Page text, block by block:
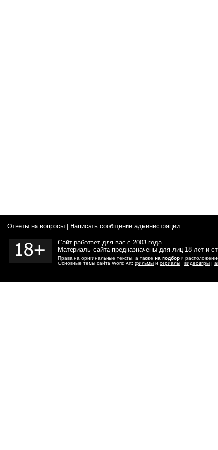
Ответы на вопросы Написать сообщение администрации
Сайт работает для вас с 2003 года.
Материалы сайта предназначены для лиц 18 лет и
Права на оригинальные тексты, а также на подбор и
Основные темы сайта World Art: фильмы и сериалы | видеоигры |